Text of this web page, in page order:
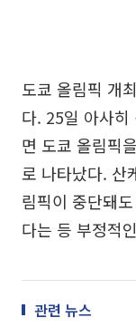
도쿄 올림픽 개
다. 25일 아사히
면 도쿄 올림픽
로 나타났다. 산
림픽이 중단돼
다는 등 부정적
관련 뉴스